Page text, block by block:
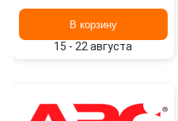
В корзину
15 - 22 августа